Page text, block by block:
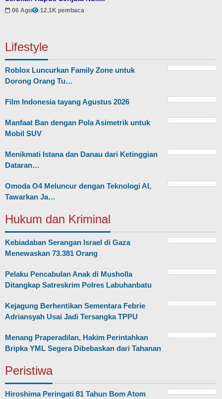
06 Agu 12.1K pembaca
Lifestyle
Roblox Luncurkan Family Zone untuk
Dorong Orang Tu…
Film Indonesia tayang Agustus 2026
Manfaat Ban dengan Pola Asimetrik untuk
Mobil SUV
Menikmati Istana dan Danau dari Ketinggian
Dataran…
Omoda O4 Meluncur dengan Teknologi AI,
Tawarkan Ja…
Hukum dan Kriminal
Kebiadaban Serangan Israel di Gaza
Menewaskan 73.381 Orang
Pelaku Pencabulan Anak di Musholla
Ditangkap Satreskrim Polres Labuhanbatu
Kejagung Berhentikan Sementara Febrie
Adriansyah Usai Jadi Tersangka TPPU
Menang Praperadilan, Hakim Perintahkan
Bripka YML Segera Dibebaskan dari Tahanan
Peristiwa
Hiroshima Peringati 81 Tahun Bom Atom